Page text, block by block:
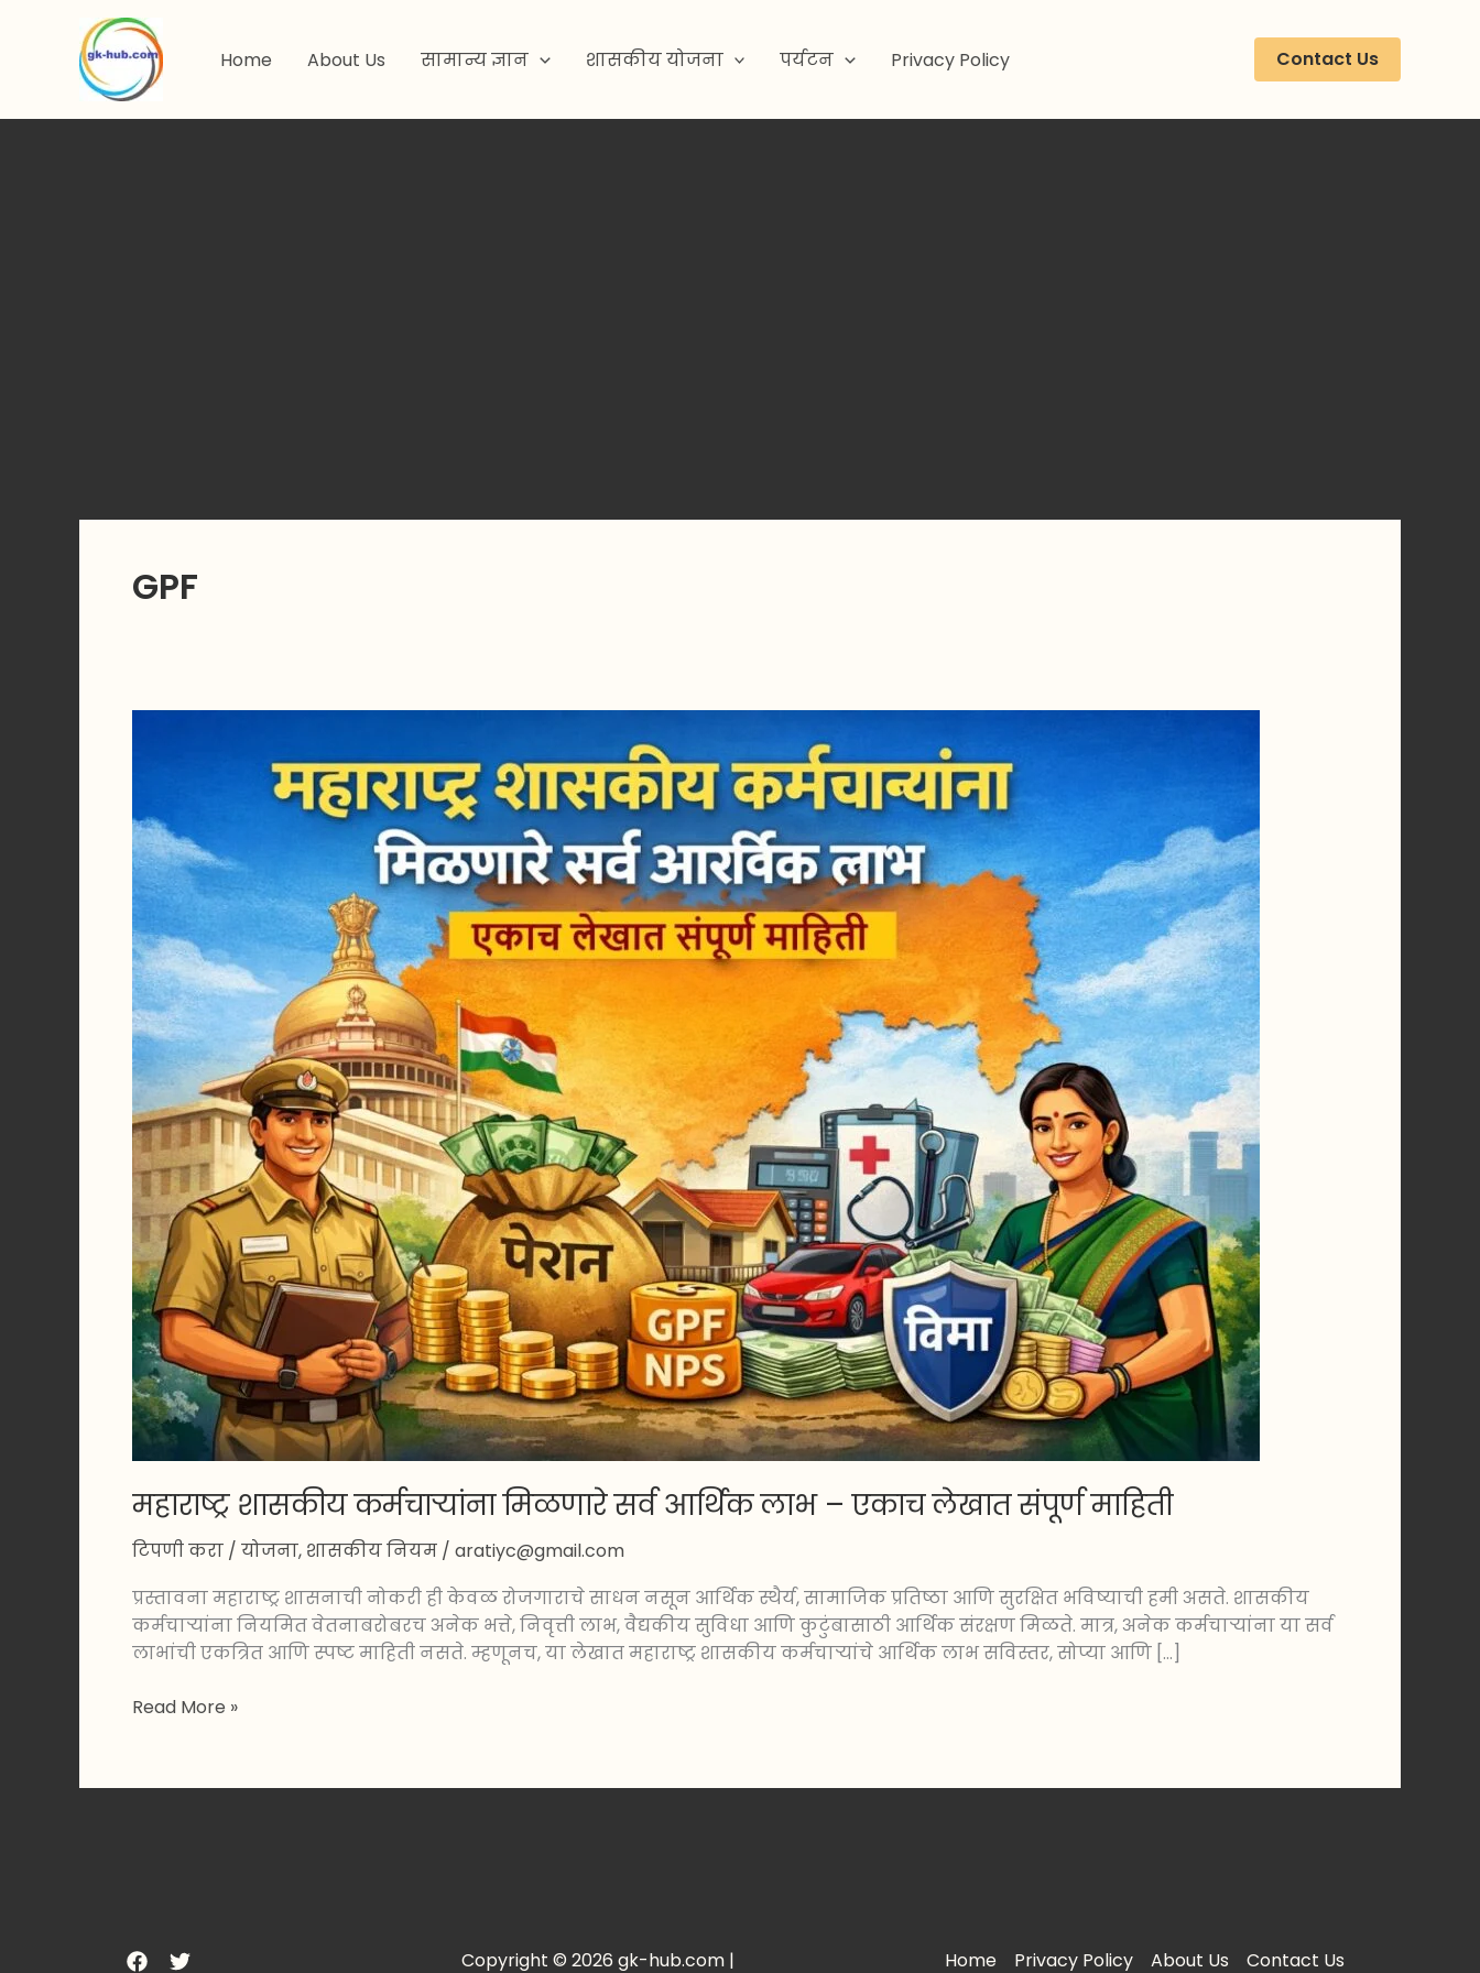
Home About Us सामान्य ज्ञान शासकीय योजना पर्यटन Privacy Policy Contact Us
GPF
महाराष्ट्र शासकीय कर्मचाऱ्यांना मिळणारे सर्व आर्थिक लाभ – एकाच लेखात संपूर्ण माहिती
टिपणी करा / योजना, शासकीय नियम / aratiyc@gmail.com
प्रस्तावना महाराष्ट्र शासनाची नोकरी ही केवळ रोजगाराचे साधन नसून आर्थिक स्थैर्य, सामाजिक प्रतिष्ठा आणि सुरक्षित भविष्याची हमी असते. शासकीय
कर्मचाऱ्यांना नियमित वेतनाबरोबरच अनेक भत्ते, निवृत्ती लाभ, वैद्यकीय सुविधा आणि कुटुंबासाठी आर्थिक संरक्षण मिळते. मात्र, अनेक कर्मचाऱ्यांना या सर्व
लाभांची एकत्रित आणि स्पष्ट माहिती नसते. म्हणूनच, या लेखात महाराष्ट्र शासकीय कर्मचाऱ्यांचे आर्थिक लाभ सविस्तर, सोप्या आणि […]
सर्व
आर्थिक
लाभ
–
एकाच
लेखात
संपूर्ण
माहिती
Read More »
Copyright © 2026 gk-hub.com | Home Privacy Policy About Us Contact Us